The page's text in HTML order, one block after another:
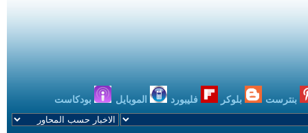
بنترست بلوكر فليبورد الموبايل بودكاست